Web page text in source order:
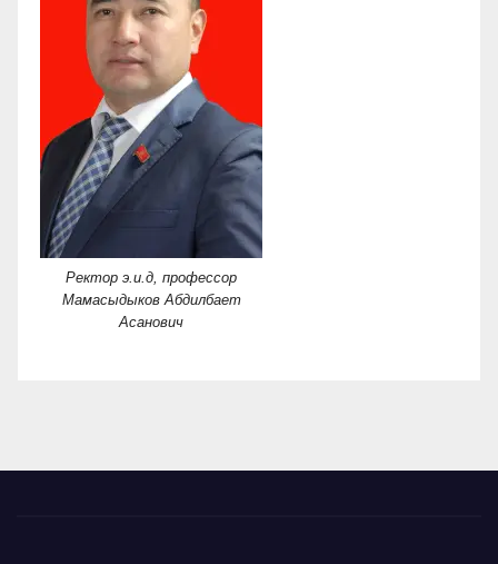
Ректор э.и.д, профессор
Мамасыдыков Абдилбает
Асанович